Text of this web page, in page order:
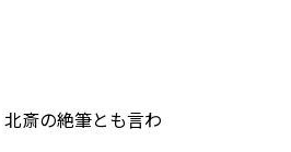
斎の絶筆とも言わ